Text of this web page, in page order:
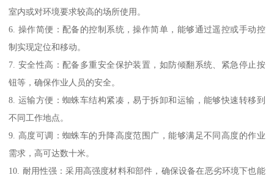
室内或对环境要求较高的场所使用。
6. 操作简便：配备的控制系统，操作简单，能够通过遥控或手动控
制实现定位和移动。
7. 安全性高：配备多重安全保护装置，如防倾翻系统、紧急停止按
钮等，确保作业人员的安全。
8. 运输方便：蜘蛛车结构紧凑，易于拆卸和运输，能够快速转移到
不同工作地点。
9. 高度可调：蜘蛛车的升降高度范围广，能够满足不同高度的作业
需求，高可达数十米。
10. 耐用性强：采用高强度材料和部件，确保设备在恶劣环境下也能